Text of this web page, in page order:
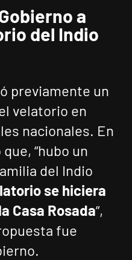
a
del Indio
previamente un
velatorio en
nacionales. En
“hubo un
del Indio
se hiciera
Casa Rosada”,
fue